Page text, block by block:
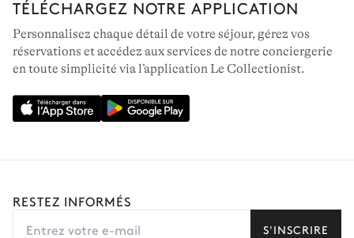
TÉLÉCHARGEZ NOTRE APPLICATION
Personnalisez chaque détail de votre séjour, gérez vos
réservations et accédez aux services de notre conciergerie
en toute simplicité via l’application Le Collectionist.
RESTEZ INFORMÉS
S'INSCRIRE